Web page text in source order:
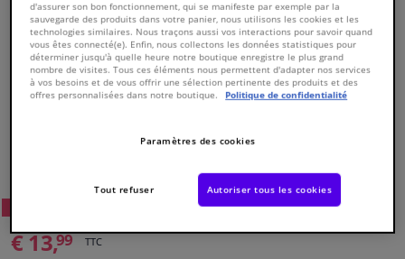
Fenêtres & accessoires
Intérieur & ameublement
Styling & Performance
Nettoyage & protection
Atelier & outils
Numéro de produit d'origine:0123669
€ 13,99 TTC
d'assurer son bon fonctionnement, qui se manifeste par exemple par la
sauvegarde des produits dans votre panier, nous utilisons les cookies et les
technologies similaires. Nous traçons aussi vos interactions pour savoir quand
vous êtes connecté(e). Enfin, nous collectons les données statistiques pour
déterminer jusqu'à quelle heure notre boutique enregistre le plus grand
nombre de visites. Tous ces éléments nous permettent d'adapter nos services
à vos besoins et de vous offrir une sélection pertinente des produits et des
offres personnalisées dans notre boutique.
Politique de confidentialité
Paramètres des cookies
Tout refuser Autoriser tous les cookies